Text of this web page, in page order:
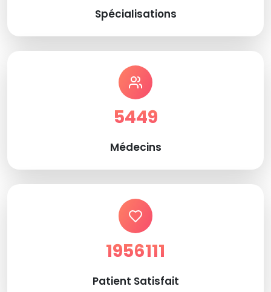
Spécialisations
5449
Médecins
1956111
Patient Satisfait